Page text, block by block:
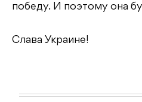
победу. И поэтому она
Слава Украине!